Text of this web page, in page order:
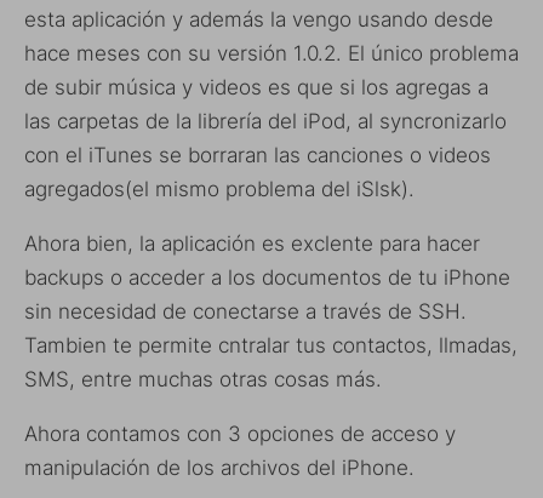
esta aplicación y además la vengo usando desde
hace meses con su versión 1.0.2. El único problema
de subir música y videos es que si los agregas a
las carpetas de la librería del iPod, al syncronizarlo
con el iTunes se borraran las canciones o videos
agregados(el mismo problema del iSlsk).
Ahora bien, la aplicación es exclente para hacer
backups o acceder a los documentos de tu iPhone
sin necesidad de conectarse a través de SSH.
Tambien te permite cntralar tus contactos, llmadas,
SMS, entre muchas otras cosas más.
Ahora contamos con 3 opciones de acceso y
manipulación de los archivos del iPhone.